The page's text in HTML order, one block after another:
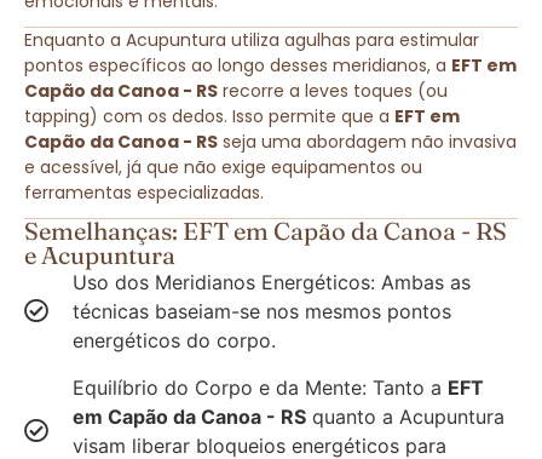
Enquanto a Acupuntura utiliza agulhas para estimular
pontos específicos ao longo desses meridianos, a EFT em
Capão da Canoa - RS recorre a leves toques (ou
tapping) com os dedos. Isso permite que a EFT em
Capão da Canoa - RS seja uma abordagem não invasiva
e acessível, já que não exige equipamentos ou
ferramentas especializadas.
Semelhanças: EFT em Capão da Canoa - RS
e Acupuntura
Uso dos Meridianos Energéticos: Ambas as
técnicas baseiam-se nos mesmos pontos
energéticos do corpo.
Equilíbrio do Corpo e da Mente: Tanto a EFT
em Capão da Canoa - RS quanto a Acupuntura
visam liberar bloqueios energéticos para